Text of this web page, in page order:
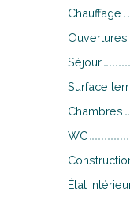
Chauffage
Ouvertures
Séjour
Surface
Chambres
WC
État